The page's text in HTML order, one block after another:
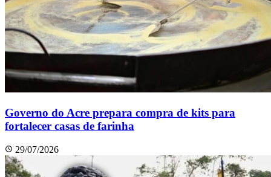
Governo do Acre prepara compra de kits para
fortalecer casas de farinha
29/07/2026